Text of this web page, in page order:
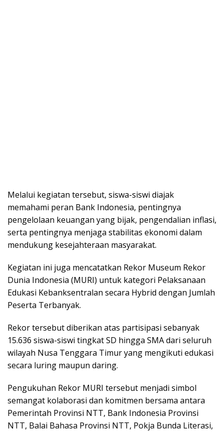
Melalui kegiatan tersebut, siswa-siswi diajak
memahami peran Bank Indonesia, pentingnya
pengelolaan keuangan yang bijak, pengendalian inflasi,
serta pentingnya menjaga stabilitas ekonomi dalam
mendukung kesejahteraan masyarakat.
Kegiatan ini juga mencatatkan Rekor Museum Rekor
Dunia Indonesia (MURI) untuk kategori Pelaksanaan
Edukasi Kebanksentralan secara Hybrid dengan Jumlah
Peserta Terbanyak.
Rekor tersebut diberikan atas partisipasi sebanyak
15.636 siswa-siswi tingkat SD hingga SMA dari seluruh
wilayah Nusa Tenggara Timur yang mengikuti edukasi
secara luring maupun daring.
Pengukuhan Rekor MURI tersebut menjadi simbol
semangat kolaborasi dan komitmen bersama antara
Pemerintah Provinsi NTT, Bank Indonesia Provinsi
NTT, Balai Bahasa Provinsi NTT, Pokja Bunda Literasi,